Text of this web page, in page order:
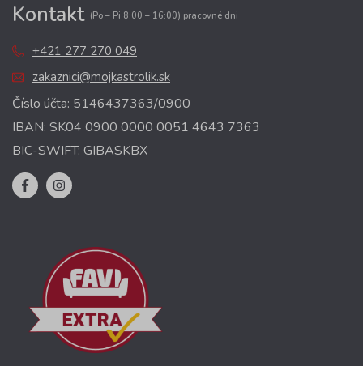
Kontakt (Po – Pi 8:00 – 16:00) pracovné dni
+421 277 270 049
zakaznici@mojkastrolik.sk
Číslo účta: 5146437363/0900
IBAN: SK04 0900 0000 0051 4643 7363
BIC-SWIFT: GIBASKBX